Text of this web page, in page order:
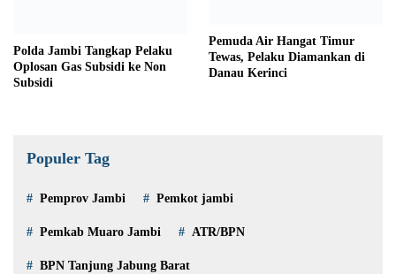
Polda Jambi Tangkap Pelaku
Oplosan Gas Subsidi ke Non
Subsidi
Pemuda Air Hangat Timur
Tewas, Pelaku Diamankan di
Danau Kerinci
Populer Tag
Pemprov Jambi Pemkot jambi
Pemkab Muaro Jambi ATR/BPN
BPN Tanjung Jabung Barat